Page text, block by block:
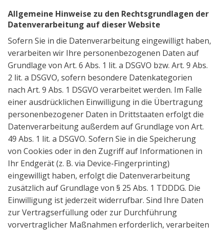
Allgemeine Hinweise zu den Rechtsgrundlagen der
Datenverarbeitung auf dieser Website
Sofern Sie in die Datenverarbeitung eingewilligt haben,
verarbeiten wir Ihre personenbezogenen Daten auf
Grundlage von Art. 6 Abs. 1 lit. a DSGVO bzw. Art. 9 Abs.
2 lit. a DSGVO, sofern besondere Datenkategorien
nach Art. 9 Abs. 1 DSGVO verarbeitet werden. Im Falle
einer ausdrücklichen Einwilligung in die Übertragung
personenbezogener Daten in Drittstaaten erfolgt die
Datenverarbeitung außerdem auf Grundlage von Art.
49 Abs. 1 lit. a DSGVO. Sofern Sie in die Speicherung
von Cookies oder in den Zugriff auf Informationen in
Ihr Endgerät (z. B. via Device-Fingerprinting)
eingewilligt haben, erfolgt die Datenverarbeitung
zusätzlich auf Grundlage von § 25 Abs. 1 TDDDG. Die
Einwilligung ist jederzeit widerrufbar. Sind Ihre Daten
zur Vertragserfüllung oder zur Durchführung
vorvertraglicher Maßnahmen erforderlich, verarbeiten